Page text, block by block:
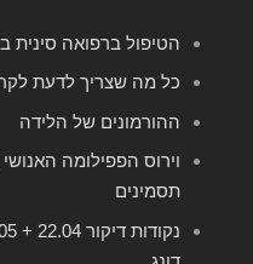
הטיפול ברפואה סינית
כל מה שצריך לדעת
ההורמונים של הלידה
תסמינים